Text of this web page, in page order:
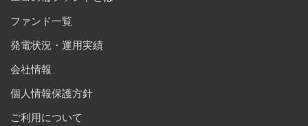
ファンド一覧
発電状況・運用実績
会社情報
個人情報保護方針
ご利用について